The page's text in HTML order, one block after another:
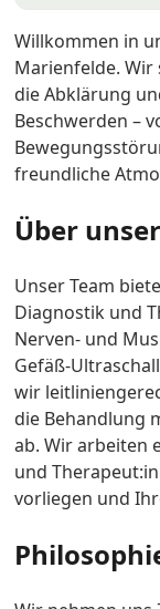
Willkommen in
Marienfelde.
die Abklärung
Beschwerden –
freundliche
Über
Unser Team
Diagnostik und
Nerven- und
Gefäß-
wir
die Behandlung
ab. Wir arbeiten
und
vorliegen und